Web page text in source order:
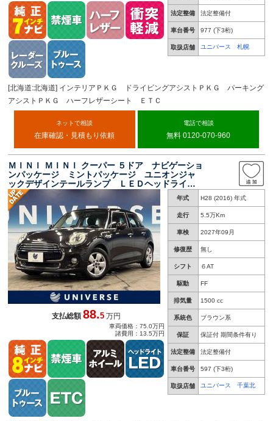
法定整備 法定整備付
車台番号 977 (下3桁)
取扱店舗 ユニバース 札幌
[北海道:北海道] インテリアＰＫＧ ドライビングアシストＰＫＧ パーキング
アシストＰＫＧ ハーフレザーシート ＥＴＣ
ネットで相談
在庫確認・見積もり依頼
電話で相談
無料 0120-070-960
ＭＩＮＩ ＭＩＮＩ クーパー ５ドア ナビゲーショ
ンパッケージ ミントパッケージ ユニオンジャ
ックデザインテールランプ ＬＥＤヘッドライ
ト アンビエントライト Ｂｌｕｅｔｏｏｔｈ
禁煙車
年式 H28 (2016) 年式
走行 5.5万Km
車検 2027年09月
修復歴 無し
シフト ６AT
駆動 FF
排気量 1500 cc
系統色 ブラウン系
保証 保証付 期間条件有り
法定整備 法定整備付
車台番号 597 (下3桁)
取扱店舗 ユニバース 千葉北
支払総額88.5 万円
車両価格：75.0万円
諸費用：13.5万円